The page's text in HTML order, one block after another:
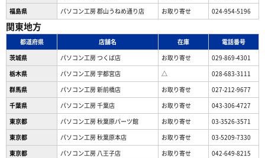
福島県
パソコン工房 郡山うねめ通り店 お取り寄せ 024-954-5196
関東地方
都道府県 店舗名 在庫
電話番号
茨城県
パソコン工房 つくば店 お取り寄せ
029-869-4301
栃木県
パソコン工房 宇都宮店 △
028-683-3111
群馬県
パソコン工房 新前橋店 お取り寄せ
027-212-9677
千葉県
パソコン工房 千葉店 お取り寄せ
043-306-4727
東京都
パソコン工房 秋葉原パーツ館 お取り寄せ
03-3526-3571
東京都
パソコン工房 秋葉原本店 お取り寄せ
03-5209-7330
東京都
パソコン工房 八王子店 お取り寄せ
042-649-8215